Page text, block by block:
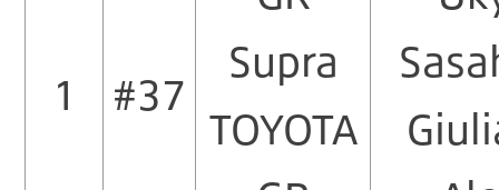
1 #37
Supra
TOYOTA